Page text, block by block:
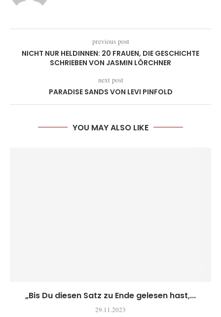
previous post
NICHT NUR HELDINNEN: 20 FRAUEN, DIE GESCHICHTE
SCHRIEBEN VON JASMIN LÖRCHNER
next post
PARADISE SANDS VON LEVI PINFOLD
YOU MAY ALSO LIKE
„Bis Du diesen Satz zu Ende gelesen hast,...
29.11.2023